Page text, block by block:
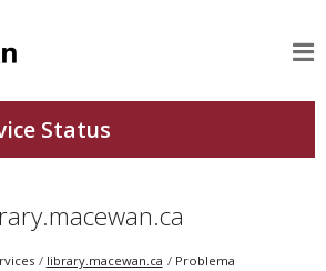
library.macewan.ca Problema